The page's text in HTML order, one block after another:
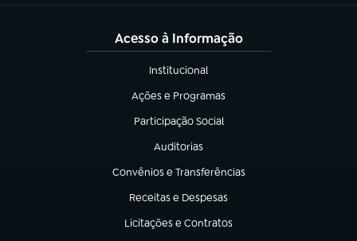
Acesso à Informação
Institucional
(abre em nova aba)
Ações e Programas
(abre em nova aba)
Participação Social
(abre em nova aba)
Auditorias
(abre em nova aba)
Convênios e Transferências
(abre em nova aba)
Receitas e Despesas
(abre em nova aba)
Licitações e Contratos
(abre em nova aba)